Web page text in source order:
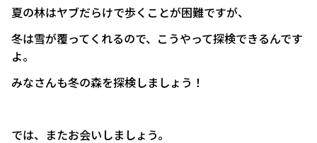
夏の林はヤブだらけで歩くことが困難ですが、
冬は雪が覆ってくれるので、こうやって探検できるんです
よ。
みなさんも冬の森を探検しましょう！
では、またお会いしましょう。